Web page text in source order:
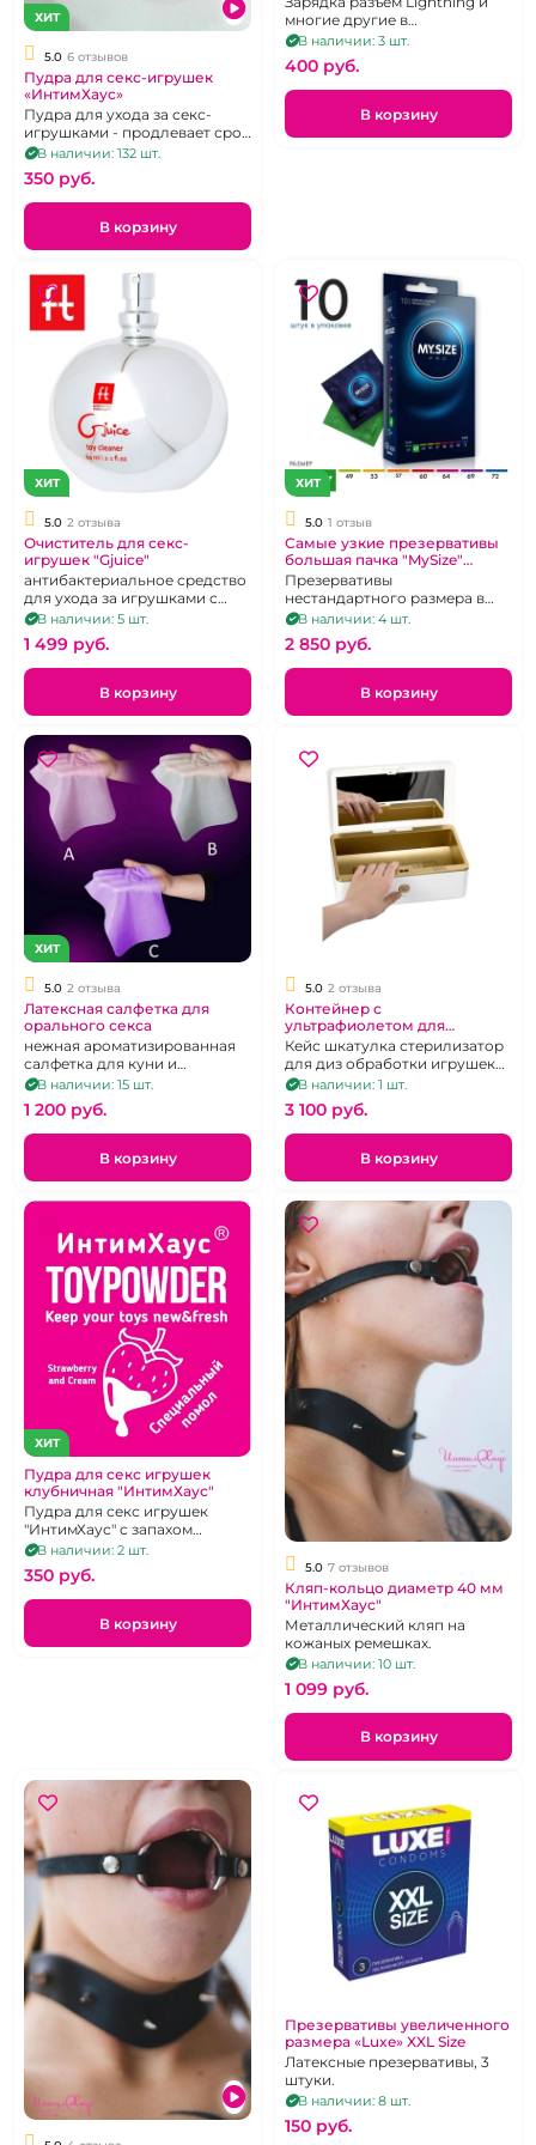
ХИТ
5.0 6 отзывов
Пудра для секс-игрушек
«ИнтимХаус»
Пудра для ухода за секс-
игрушками - продлевает срок
службы
В наличии: 132 шт.
350 pуб.
В корзину
многие другие в
ассортименте
В наличии: 3 шт.
400 pуб.
В корзину
ХИТ
5.0 2 отзыва
Очиститель для секс-
игрушек "Gjuice"
антибактериальное средство
для ухода за игрушками с
легким яблочным ароматом,
60 мл
В наличии: 5 шт.
1 499 pуб.
В корзину
ХИТ
5.0 1 отзыв
Самые узкие презервативы
большая пачка "MySize"
диаметром 47 мм 10 шт
Презервативы
нестандартного размера в
большой упаковке. 10 штук.
В наличии: 4 шт.
2 850 pуб.
В корзину
ХИТ
5.0 2 отзыва
Латексная салфетка для
орального секса
нежная ароматизированная
салфетка для куни и
римминга
В наличии: 15 шт.
1 200 pуб.
В корзину
5.0 2 отзыва
Контейнер с
ультрафиолетом для
обработки секс игрушек
Кейс шкатулка стерилизатор
для диз обработки игрушек
ультрафиолетом
В наличии: 1 шт.
3 100 pуб.
В корзину
ХИТ
Пудра для секс игрушек
клубничная "ИнтимХаус"
Пудра для секс игрушек
"ИнтимХаус" с запахом
клубники со сливками
В наличии: 2 шт.
350 pуб.
В корзину
5.0 7 отзывов
Кляп-кольцо диаметр 40 мм
"ИнтимХаус"
Металлический кляп на
кожаных ремешках.
В наличии: 10 шт.
1 099 pуб.
В корзину
Презервативы увеличенного
размера «Luxe» XXL Size
Латексные презервативы, 3
штуки.
В наличии: 8 шт.
150 pуб.